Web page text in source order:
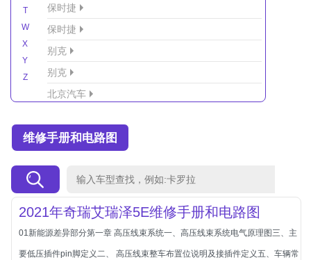
T
W
X
Y
Z
保时捷
保时捷
别克
别克
北京汽车
北京越野车
北汽制造
维修手册和电路图
2021年奇瑞艾瑞泽5E维修手册和电路图
01新能源差异部分第一章 高压线束系统一、高压线束系统电气原理图三、主
要低压插件pin脚定义二、 高压线束整车布置位说明及接插件定义五、车辆常